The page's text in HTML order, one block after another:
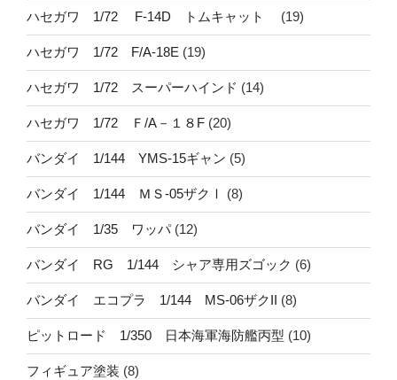
ハセガワ 1/72 F-14D トムキャット (19)
ハセガワ 1/72 F/A-18E (19)
ハセガワ 1/72 スーパーハインド (14)
ハセガワ 1/72 Ｆ/A－１８F (20)
バンダイ 1/144 YMS-15ギャン (5)
バンダイ 1/144 ＭＳ-05ザクⅠ (8)
バンダイ 1/35 ワッパ(12)
バンダイ RG 1/144 シャア専用ズゴック (6)
バンダイ エコプラ 1/144 MS-06ザクII (8)
ピットロード 1/350 日本海軍海防艦丙型 (10)
フィギュア塗装 (8)